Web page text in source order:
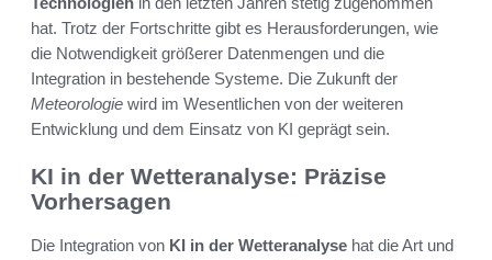
hat. Trotz der Fortschritte gibt es Herausforderungen, wie
die Notwendigkeit größerer Datenmengen und die
Integration in bestehende Systeme. Die Zukunft der
Meteorologie wird im Wesentlichen von der weiteren
Entwicklung und dem Einsatz von KI geprägt sein.
KI in der Wetteranalyse: Präzise
Vorhersagen
Die Integration von KI in der Wetteranalyse hat die Art und